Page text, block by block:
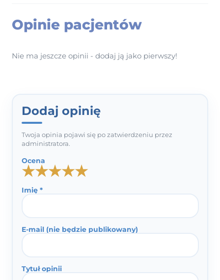
Opinie pacjentów
Nie ma jeszcze opinii - dodaj ją jako pierwszy!
Dodaj opinię
Twoja opinia pojawi się po zatwierdzeniu przez
administratora.
Ocena
★
★
★
★
★
Imię *
E-mail (nie będzie publikowany)
Tytuł opinii